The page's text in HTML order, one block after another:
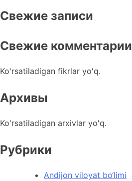
Свежие записи
Свежие комментарии
Ko'rsatiladigan fikrlar yo'q.
Архивы
Ko'rsatiladigan arxivlar yo'q.
Рубрики
Andijon viloyat bo‘limi